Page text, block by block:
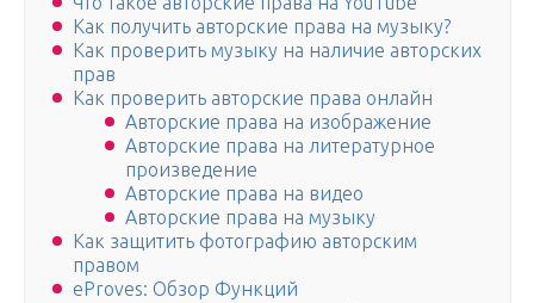
Как получить авторские права на музыку?
Как проверить музыку на наличие авторских
прав
Как проверить авторские права онлайн
Авторские права на изображение
Авторские права на литературное
произведение
Авторские права на видео
Авторские права на музыку
Как защитить фотографию авторским
правом
eProves: Обзор Функций